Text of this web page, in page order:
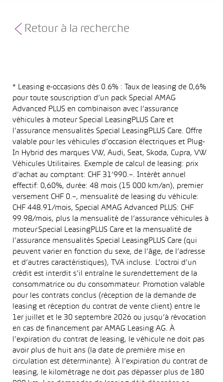
Retour à la recherche
* Leasing e-occasions dès 0.6% : Taux de leasing de 0,6%
pour toute souscription d’un pack Special AMAG
Advanced PLUS en combinaison avec l’assurance
véhicules à moteur Special LeasingPLUS Care et
l’assurance mensualités Special LeasingPLUS Care. Offre
valable pour les véhicules d’occasion électriques et Plug-
In Hybrid des marques VW, Audi, Seat, Skoda, Cupra, VW
Véhicules Utilitaires. Exemple de calcul de leasing: prix
d’achat au comptant: CHF 31’990.–. Intérêt annuel
effectif: 0,60%, durée: 48 mois (15 000 km/an), premier
versement CHF 0.–, mensualité de leasing du véhicule:
CHF 448.91/mois, Special AMAG Advanced PLUS: CHF
99.98/mois, plus la mensualité de l’assurance véhicules à
moteur Special LeasingPLUS Care et la mensualité de
l’assurance mensualités Special LeasingPLUS Care (qui
peuvent varier en fonction du sexe, de l’âge, de l’adresse
et d’autres caractéristiques), TVA incluse. L’octroi d’un
crédit est interdit s’il entraîne le surendettement de la
consommatrice ou du consommateur. Promotion valable
pour les contrats conclus (réception de la demande de
leasing et réception du contrat de vente client) entre le
1er juillet et le 30 septembre 2026 ou jusqu’à révocation
en cas de financement par AMAG Leasing AG. À
l’expiration du contrat de leasing, le véhicule ne doit pas
avoir plus de huit ans (la date de première mise en
circulation est déterminante). À l’expiration du contrat de
leasing, le kilométrage ne doit pas dépasser plus de 180